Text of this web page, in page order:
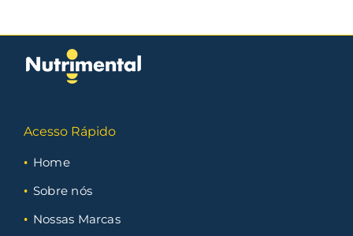
Acesso Rápido
Home
Sobre nós
Nossas Marcas